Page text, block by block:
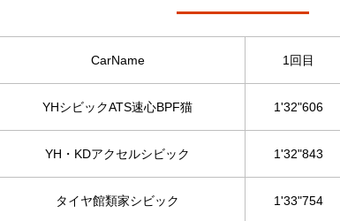
CarName 1回目
YHシビックATS速心BPF猫 1'32"606
YH・KDアクセルシビック 1'32"843
タイヤ館類家シビック 1'33"754